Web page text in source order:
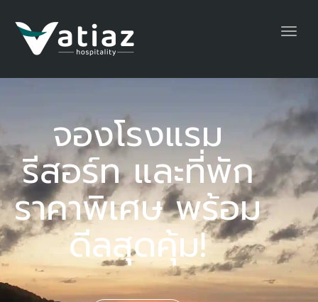
จองโรงแรม
รีสอร์ท และที่พัก
ราคาพิเศษ พร้อม
ดีลสุดคุ้ม!